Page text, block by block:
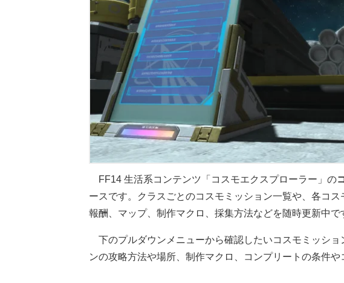
FF14 生活系コンテンツ「コスモエクスプローラー」の
ースです。クラスごとのコスモミッション一覧や、各コ
報酬、マップ、制作マクロ、採集方法などを随時更新中で
下のプルダウンメニューから確認したいコスモミッシ
ンの攻略方法や場所、制作マクロ、コンプリートの条件や